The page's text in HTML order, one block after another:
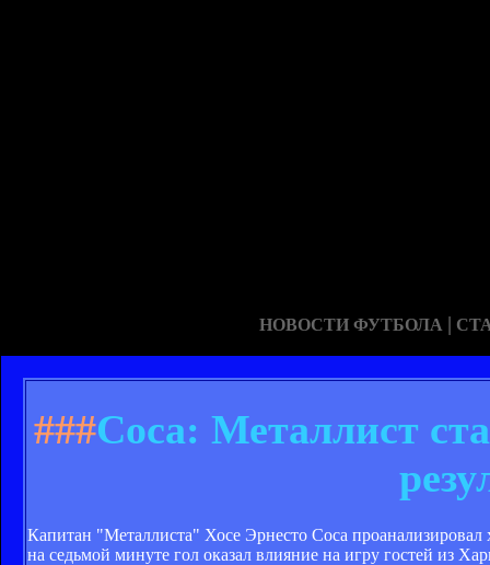
НОВОСТИ ФУТБОЛА |
###Соса: Металлист
Капитан "Металлиста" Хосе Эрнесто Соса
на седьмой минуте гол оказал влияние на игру гостей из